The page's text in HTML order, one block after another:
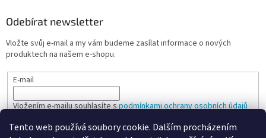
Tento web používá soubory cookie. Dalším procházením
Odebírat newsletter
Vložte svůj e-mail a my vám budeme zasílat informace o nových
produktech na našem e-shopu.
E-mail
Vložením e-mailu souhlasíte spodmínkami ochrany osobních údajů
PŘIHLÁSIT SE